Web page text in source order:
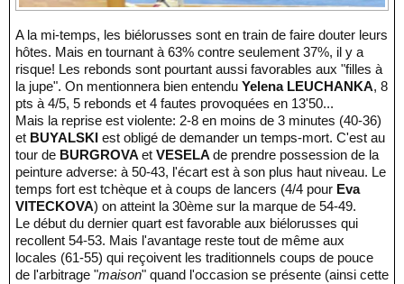
A la mi-temps, les biélorusses sont en train de faire douter leurs
hôtes. Mais en tournant à 63% contre seulement 37%, il y a
risque! Les rebonds sont pourtant aussi favorables aux "filles à
la jupe". On mentionnera bien entendu Yelena LEUCHANKA, 8
pts à 4/5, 5 rebonds et 4 fautes provoquées en 13'50...
Mais la reprise est violente: 2-8 en moins de 3 minutes (40-36)
et BUYALSKI est obligé de demander un temps-mort. C'est au
tour de BURGROVA et VESELA de prendre possession de la
peinture adverse: à 50-43, l'écart est à son plus haut niveau. Le
temps fort est tchèque et à coups de lancers (4/4 pour Eva
VITECKOVA) on atteint la 30ème sur la marque de 54-49.
Le début du dernier quart est favorable aux biélorusses qui
recollent 54-53. Mais l'avantage reste tout de même aux
locales (61-55) qui reçoivent les traditionnels coups de pouce
de l'arbitrage "maison" quand l'occasion se présente (ainsi cette